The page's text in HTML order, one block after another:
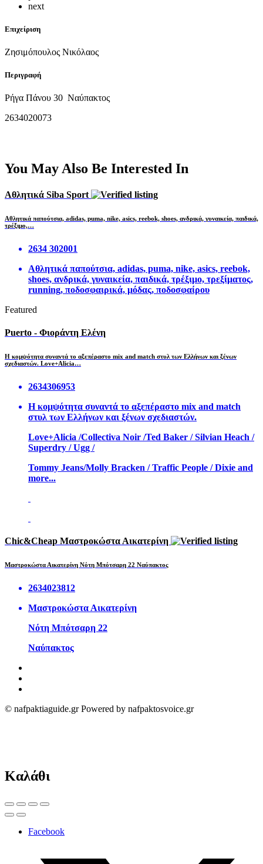
next
Επιχείριση
Ζησιμόπουλος Νικόλαος
Περιγραφή
Ρήγα Πάνου 30 Ναύπακτος
2634020073
You May Also Be Interested In
Αθλητικά Siba Sport
Αθλητικά παπούτσια, adidas, puma, nike, asics, reebok, shoes, ανδρικά, γυναικεία, παιδικά,
τρέξιμο,…
2634 302001
Αθλητικά παπούτσια, adidas, puma, nike, asics, reebok,
shoes, ανδρικά, γυναικεία, παιδικά, τρέξιμο, τρεξίματος,
running, ποδοσφαιρικά, μόδας, ποδοσφαίρου
Featured
Puerto - Φιοράντη Ελένη
Η κομψότητα συναντά το αξεπέραστο mix and match στυλ των Ελλήνων και ξένων
σχεδιαστών. Love+Alicia…
2634306953
Η κομψότητα συναντά το αξεπέραστο mix and match
στυλ των Ελλήνων και ξένων σχεδιαστών.
Love+Alicia /Collectiva Noir /Ted Baker / Silvian Heach /
Superdry / Ugg /
Tommy Jeans/Molly Bracken / Traffic People / Dixie and
more...
Chic&Cheap Μαστροκώστα Αικατερίνη
Μαστροκώστα Αικατερίνη Νότη Μπότσαρη 22 Ναύπακτος
2634023812
Μαστροκώστα Αικατερίνη
Νότη Μπότσαρη 22
Ναύπακτος
© nafpaktiaguide.gr Powered by nafpaktosvoice.gr
Καλάθι
Facebook